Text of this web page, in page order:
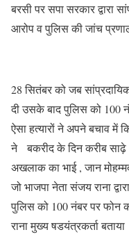
बरसी पर सपा सरकार द्वारा
आरोप व पुलिस की जांच
28 सितंबर को जब
दी उसके बाद पुलिस को 100
ऐसा हत्यारों ने अपने बचाव
ने बकरीद के दिन करीब
अखलाक का भाई , जान
जो भाजपा नेता संजय राना
पुलिस को 100 नंबर पर फोन
राना मुख्य षडयंत्रकर्ता